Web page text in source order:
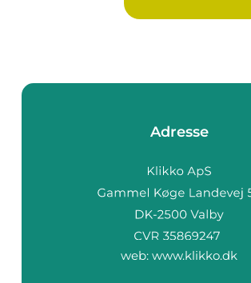
Adresse
web: www.klikko.dk